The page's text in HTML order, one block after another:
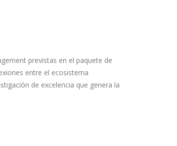
previstas en el paquete de
entre el ecosistema
de excelencia que genera la